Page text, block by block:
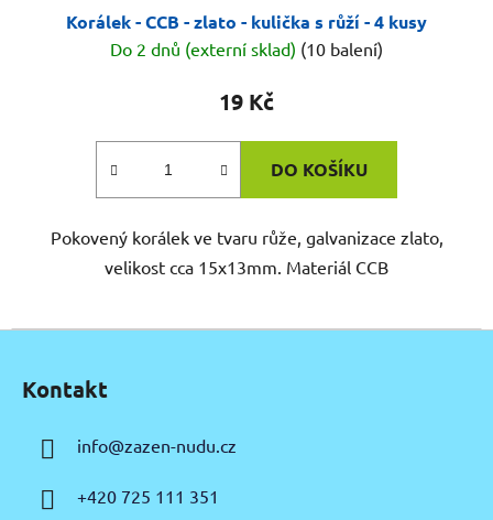
Korálek - CCB - zlato - kulička s růží - 4 kusy
Do 2 dnů (externí sklad) (10 balení)
19 Kč
DO KOŠÍKU
Pokovený korálek ve tvaru růže, galvanizace zlato,
velikost cca 15x13mm. Materiál CCB
Kontakt
info@zazen-nudu.cz
+420 725 111 351